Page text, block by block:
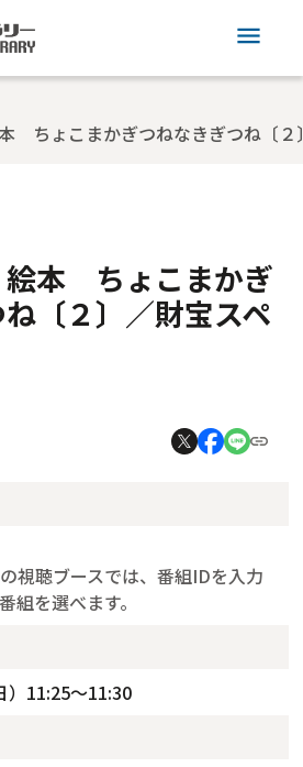
menu
ちょこまかぎつねなきぎつね〔２
本 ちょこまかぎ
〔２〕／財宝スペ
視聴ブースでは、番組IDを入力
組を選べます。
）11:25～11:30